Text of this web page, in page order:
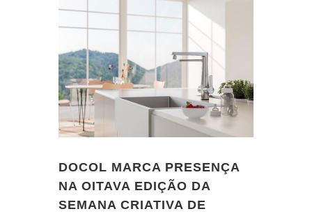
DOCOL MARCA PRESENÇA
NA OITAVA EDIÇÃO DA
SEMANA CRIATIVA DE